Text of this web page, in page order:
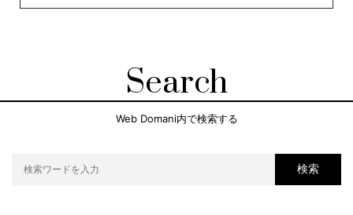
Search
Web Domani内で検索する
検索